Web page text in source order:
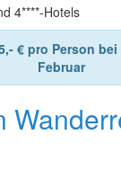
4****-Hotels
€ pro Person
Februar